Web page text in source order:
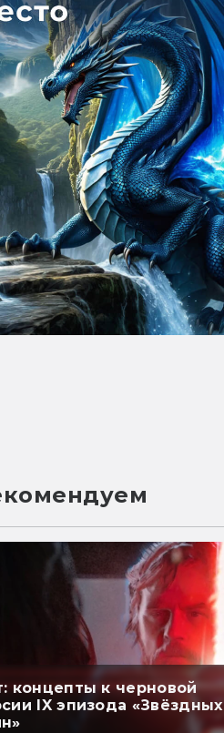
концепты к черновой
IX эпизода «Звёздных